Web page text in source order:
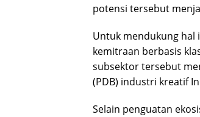
potensi tersebut
Untuk mendukung hal
kemitraan berbasis
subsektor tersebut
(PDB) industri kreatif
Selain penguatan